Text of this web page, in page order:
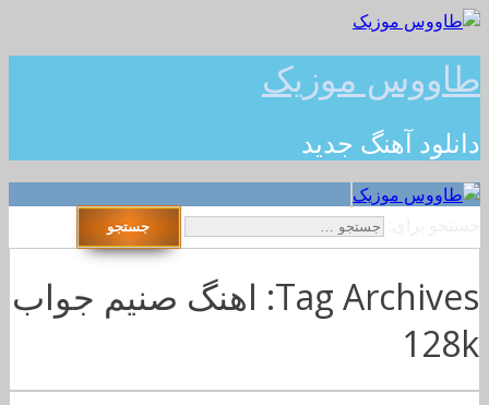
طاووس موزیک
دانلود آهنگ جدید
Tag Archives: اهنگ صنیم جواب
128k